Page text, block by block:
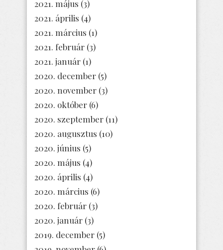
2021. május (3)
2021. április (4)
2021. március (1)
2021. február (3)
2021. január (1)
2020. december (5)
2020. november (3)
2020. október (6)
2020. szeptember (11)
2020. augusztus (10)
2020. június (5)
2020. május (4)
2020. április (4)
2020. március (6)
2020. február (3)
2020. január (3)
2019. december (5)